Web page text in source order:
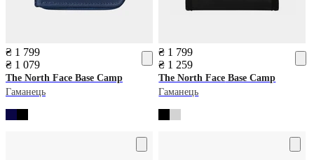
₴ 1 799
₴ 1 079
The North Face Base Camp
Гаманець
₴ 1 799
₴ 1 259
The North Face Base Camp
Гаманець